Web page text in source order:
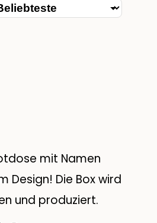
mit Namen
Design! Die Box wird
und produziert.